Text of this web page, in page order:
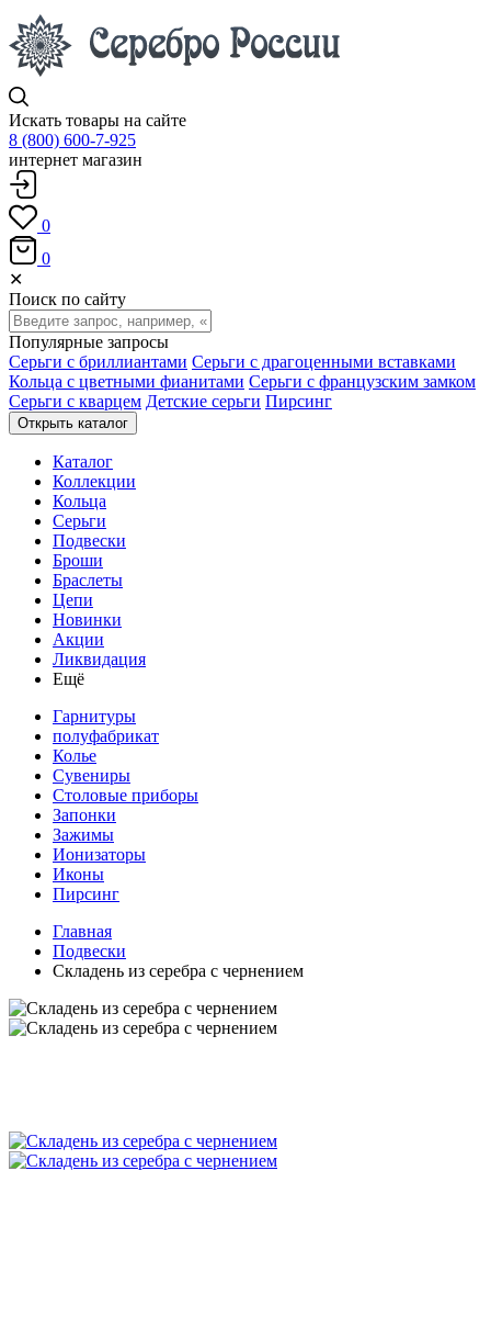
Искать товары на сайте
8 (800) 600-7-925
интернет магазин
0
0
✕
Поиск по сайту
Популярные запросы
Серьги с бриллиантами Серьги с драгоценными вставками
Кольца с цветными фианитами Серьги с французским замком
Серьги с кварцем Детские серьги Пирсинг
Открыть каталог
Каталог
Коллекции
Кольца
Серьги
Подвески
Броши
Браслеты
Цепи
Новинки
Акции
Ликвидация
Ещё
Гарнитуры
полуфабрикат
Колье
Сувениры
Столовые приборы
Запонки
Зажимы
Ионизаторы
Иконы
Пирсинг
Главная
Подвески
Складень из серебра с чернением